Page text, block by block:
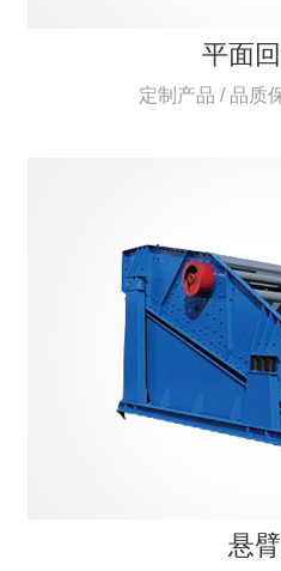
平面
定制产品 / 品质
悬